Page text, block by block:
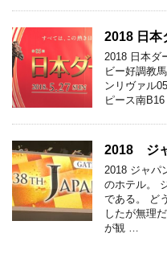
2018 日本
2018 日本ダ
ビー好調教
ンリヴァル
ピース南
2018 ジ
2018 ジャパ
のホテル。
である。 ど
したが無理
が観 …